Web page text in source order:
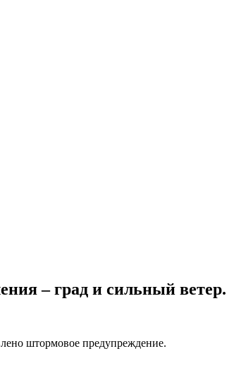
– град и сильный ветер.
штормовое предупреждение.